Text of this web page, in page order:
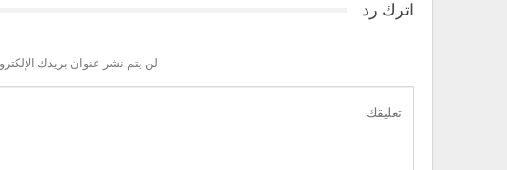
اترك رد
لن يتم نشر عنوان بريدك